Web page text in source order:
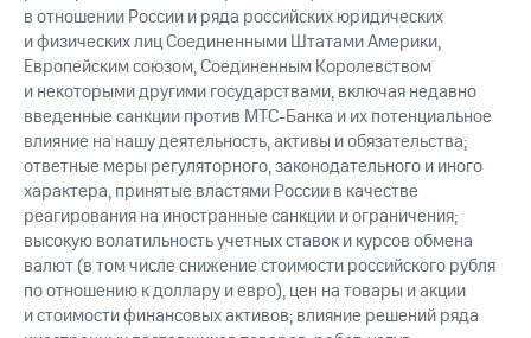
в отношении России и ряда российских юридических
и физических лиц Соединенными Штатами Америки,
Европейским союзом, Соединенным Королевством
и некоторыми другими государствами, включая недавно
введенные санкции против МТС-Банка и их потенциальное
влияние на нашу деятельность, активы и обязательства;
ответные меры регуляторного, законодательного и иного
характера, принятые властями России в качестве
реагирования на иностранные санкции и ограничения;
высокую волатильность учетных ставок и курсов обмена
валют (в том числе снижение стоимости российского рубля
по отношению к доллару и евро), цен на товары и акции
и стоимости финансовых активов; влияние решений ряда